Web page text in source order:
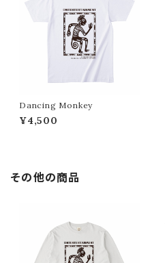
Dancing Monkey
¥4,500
その他の商品